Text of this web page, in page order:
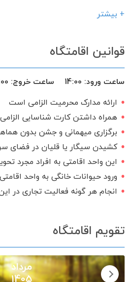
میز نهارخوری
+ بیشتر
قوانین اقامتگاه
ساعت ورود: 14:00 ساعت خروج:
ارائه مدارک محرمیت الزامی است
همراه داشتن کارت شناسایی
برگزاری میهمانی و جشن بدون
کشیدن سیگار یا قلیان در فضای
این واحد اقامتی به افراد مجرد
ورود حیوانات خانگی به واحد
انجام هر گونه فعالیت تجاری در
تقویم اقامتگاه
مرداد